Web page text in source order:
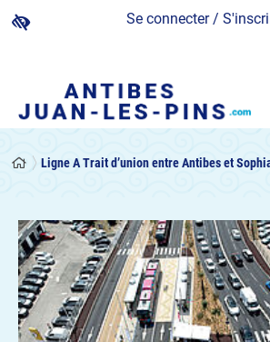
Se connecter /
Ligne A Trait d’union entre Antibes et